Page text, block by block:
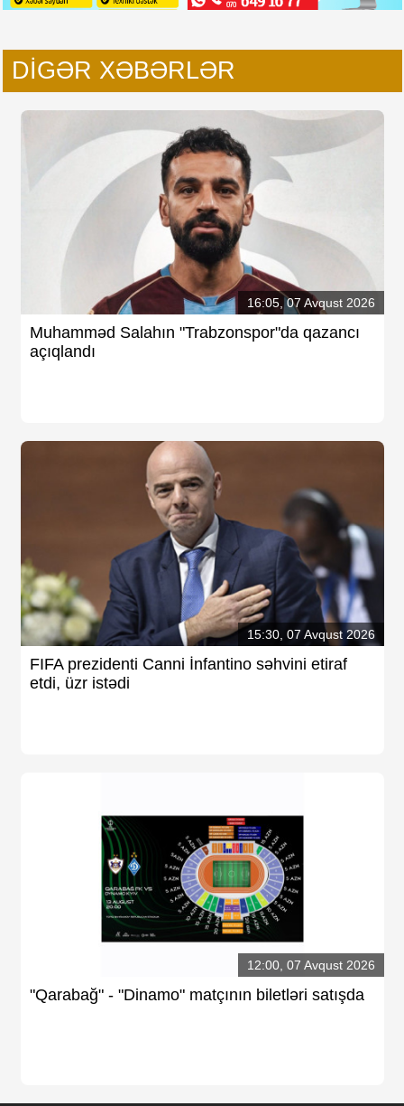
DIGƏR XƏBƏRLƏR
16:05, 07 Avqust 2026
Muhamməd Salahın "Trabzonspor"da qazancı
açıqlandı
15:30, 07 Avqust 2026
FIFA prezidenti Canni İnfantino səhvini etiraf
etdi, üzr istədi
12:00, 07 Avqust 2026
"Qarabağ" - "Dinamo" matçının biletləri satışda